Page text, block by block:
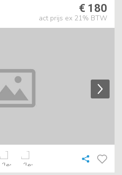
€ 180
act prijs ex 21% BTW